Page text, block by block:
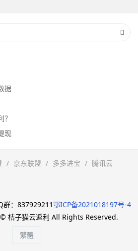
据
现
京东联盟 多多进宝
腾讯云
群：837929211鄂ICP备2021018197号-4
桔子猫云返利 All Rights Reserved.
繁體